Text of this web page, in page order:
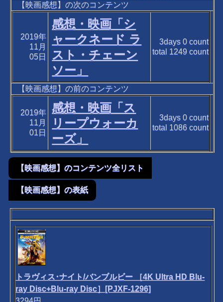
【映画感想】の次のコンテンツ
2019年
11月
05日
感想・映画「シ
ャークネード ラ
スト・チェーン
ソー」
3days 0count
total 1249 count
【映画感想】の前のコンテンツ
2019年
11月
01日
感想・映画「ス
リープウォーカ
ーズ」
3days 0count
total 1086count
【映画感想】のコンテンツ全リスト
【映画感想】の表紙
トラヴィス･ナイト/バンブルビー ［4K Ultra HD Blu-
ray Disc+Blu-ray Disc］[PJXF-1296]